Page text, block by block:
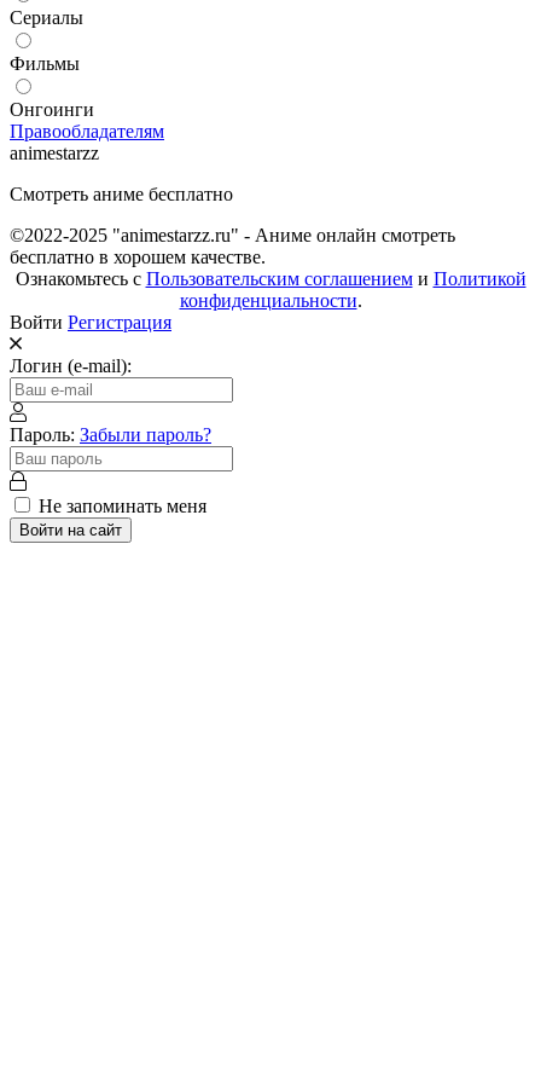
Сериалы
Фильмы
Онгоинги
Правообладателям
animestarzz
Смотреть аниме бесплатно
©2022-2025 "animestarzz.ru" - Аниме онлайн смотреть
бесплатно в хорошем качестве.
Ознакомьтесь с Пользовательским соглашениеми Политикой
конфиденциальности.
Войти Регистрация
Логин (e-mail):
Пароль: Забыли пароль?
Не запоминать меня
Войти на сайт